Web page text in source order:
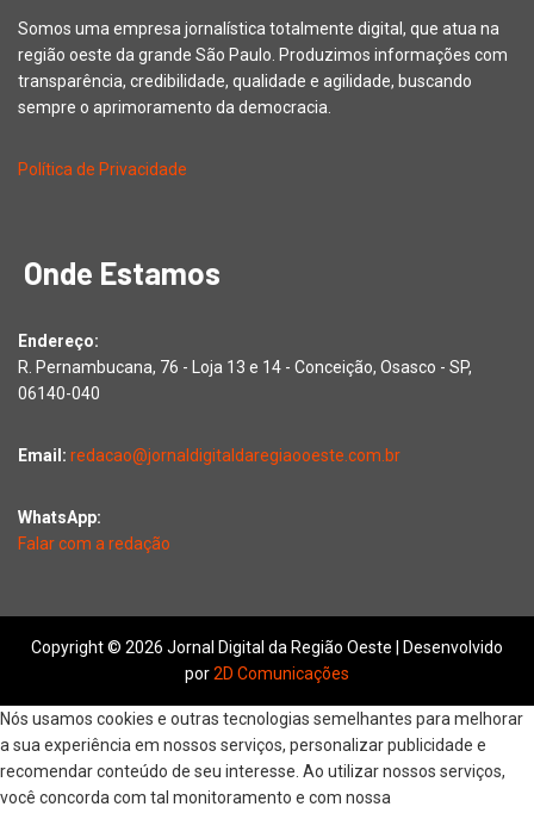
Somos uma empresa jornalística totalmente digital, que atua na
região oeste da grande São Paulo. Produzimos informações com
transparência, credibilidade, qualidade e agilidade, buscando
sempre o aprimoramento da democracia.
Política de Privacidade
Onde Estamos
Endereço:
R. Pernambucana, 76 - Loja 13 e 14 - Conceição, Osasco - SP,
06140-040
Email: redacao@jornaldigitaldaregiaooeste.com.br
WhatsApp:
Falar com a redação
Copyright © 2026 Jornal Digital da Região Oeste | Desenvolvido
por2D Comunicações
Nós usamos cookies e outras tecnologias semelhantes para melhorar
a sua experiência em nossos serviços, personalizar publicidade e
recomendar conteúdo de seu interesse. Ao utilizar nossos serviços,
você concorda com tal monitoramento e com nossa